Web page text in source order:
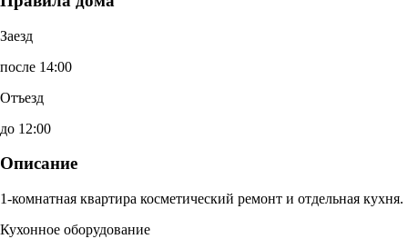
Заезд
после 14:00
Отъезд
до 12:00
Описание
1-комнатная квартира косметический ремонт и отдельная кухня.
Кухонное оборудование